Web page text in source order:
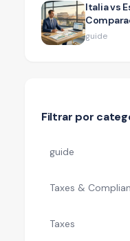
Italia vs
guide
Filtrar por
guide
Taxes &
Taxes